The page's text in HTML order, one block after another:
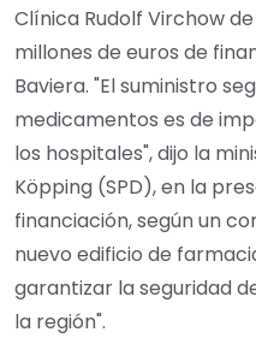
Clínica Rudolf Virchow
millones de euros de
Baviera. "El suministro
medicamentos es de
los hospitales", dijo la
Köpping (SPD), en la
financiación, según un
nuevo edificio de
garantizar la seguridad
la región".